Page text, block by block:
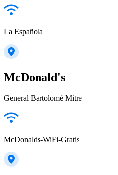
La Española
McDonald's
General Bartolomé Mitre
McDonalds-WiFi-Gratis